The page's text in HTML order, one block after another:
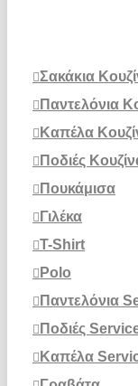
Σακάκια
Παντελόνια
Καπέλα
Ποδιές
Πουκάμισα
Γιλέκα
T-Shirt
Polo
Παντελόνια
Ποδιές
Καπέλα